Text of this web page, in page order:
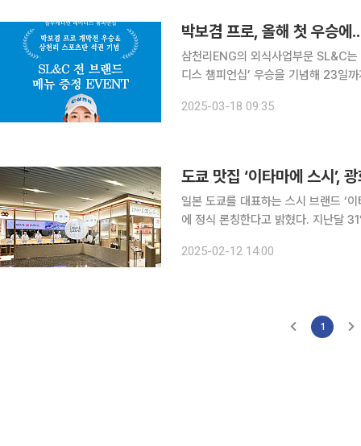
박보겸 프로, 올해 첫 우승에
삼천리ENG의 외식사업부문 SL&C
디스 챔피언십’ 우승을 기념해 23일
히 이번 대회에선 박 프로를 비롯해
2025-03-18 09:35
도쿄 맛집 ‘이타마에 스시’,
일본 도쿄를 대표하는 스시 브랜드 ‘
에 정식 론칭한다고 밝혔다. 지난달 31일부터 이달 9일까지 여의도 더현대서울에 문을 열었던 팝업
로 현재 도쿄에 10개 매장을 운영하고
2025-02-12 14:00
1